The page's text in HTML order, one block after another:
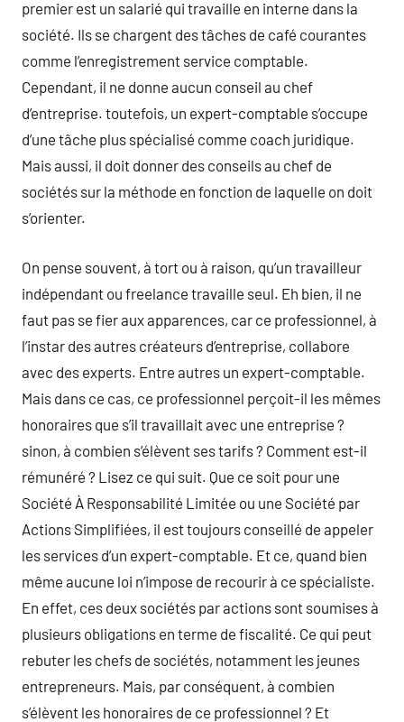
premier est un salarié qui travaille en interne dans la
société. Ils se chargent des tâches de café courantes
comme l’enregistrement service comptable.
Cependant, il ne donne aucun conseil au chef
d’entreprise. toutefois, un expert-comptable s’occupe
d’une tâche plus spécialisé comme coach juridique.
Mais aussi, il doit donner des conseils au chef de
sociétés sur la méthode en fonction de laquelle on doit
s’orienter.
On pense souvent, à tort ou à raison, qu’un travailleur
indépendant ou freelance travaille seul. Eh bien, il ne
faut pas se fier aux apparences, car ce professionnel, à
l’instar des autres créateurs d’entreprise, collabore
avec des experts. Entre autres un expert-comptable.
Mais dans ce cas, ce professionnel perçoit-il les mêmes
honoraires que s’il travaillait avec une entreprise ?
sinon, à combien s’élèvent ses tarifs ? Comment est-il
rémunéré ? Lisez ce qui suit. Que ce soit pour une
Société À Responsabilité Limitée ou une Société par
Actions Simplifiées, il est toujours conseillé de appeler
les services d’un expert-comptable. Et ce, quand bien
même aucune loi n’impose de recourir à ce spécialiste.
En effet, ces deux sociétés par actions sont soumises à
plusieurs obligations en terme de fiscalité. Ce qui peut
rebuter les chefs de sociétés, notamment les jeunes
entrepreneurs. Mais, par conséquent, à combien
s’élèvent les honoraires de ce professionnel ? Et